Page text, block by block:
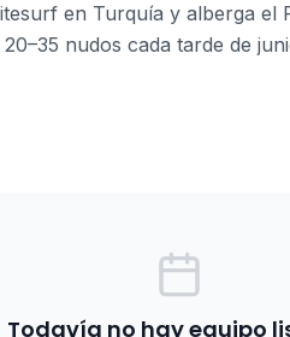
en Turquía y alberga el
nudos cada tarde de
Todavía no hay equipo